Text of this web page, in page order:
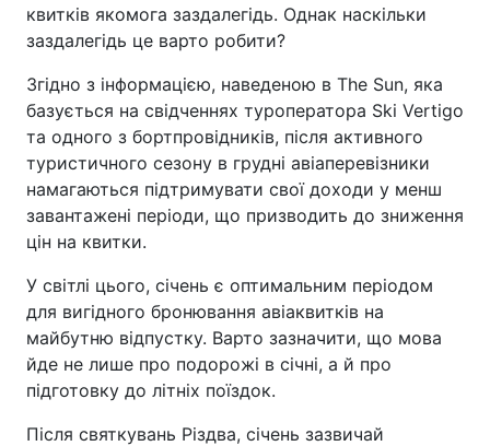
квитків якомога заздалегідь. Однак наскільки
заздалегідь це варто робити?
Згідно з інформацією, наведеною в The Sun, яка
базується на свідченнях туроператора Ski Vertigo
та одного з бортпровідників, після активного
туристичного сезону в грудні авіаперевізники
намагаються підтримувати свої доходи у менш
завантажені періоди, що призводить до зниження
цін на квитки.
У світлі цього, січень є оптимальним періодом
для вигідного бронювання авіаквитків на
майбутню відпустку. Варто зазначити, що мова
йде не лише про подорожі в січні, а й про
підготовку до літніх поїздок.
Після святкувань Різдва, січень зазвичай